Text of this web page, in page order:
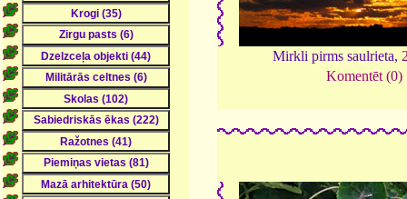
Mirkli pirms saulrieta,
Komentēt (0)